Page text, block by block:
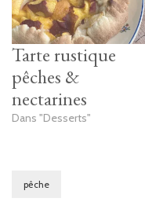
Tarte rustique
pêches &
nectarines
Dans "Desserts"
pêche